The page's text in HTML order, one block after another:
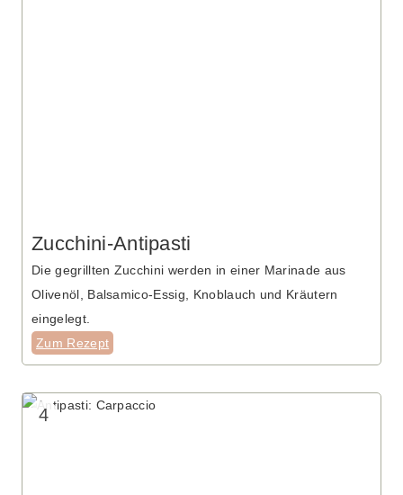
Zucchini-Antipasti
Die gegrillten Zucchini werden in einer Marinade aus
Olivenöl, Balsamico-Essig, Knoblauch und Kräutern
eingelegt.
Zum Rezept
4